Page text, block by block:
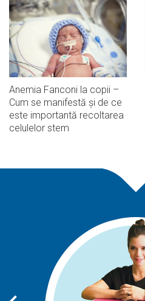
Anemia Fanconi la copii –
Cum se manifestă și de ce
este importantă recoltarea
celulelor stem